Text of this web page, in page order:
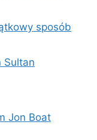
sposób
Sultan
Jon Boat